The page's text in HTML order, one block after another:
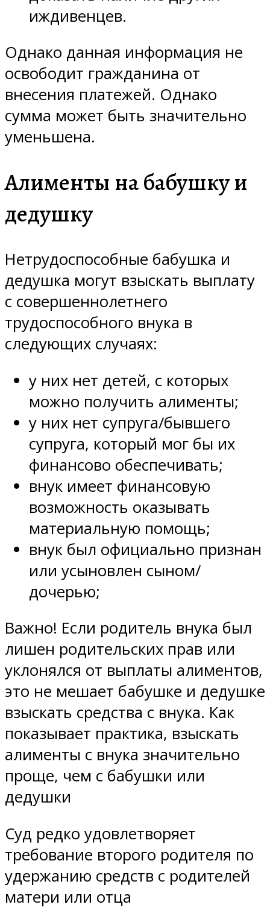
иждивенцев.
Однако данная информация не
освободит гражданина от
внесения платежей. Однако
сумма может быть значительно
уменьшена.
Алименты на бабушку и
дедушку
Нетрудоспособные бабушка и
дедушка могут взыскать выплату
с совершеннолетнего
трудоспособного внука в
следующих случаях:
у них нет детей, с которых
можно получить алименты;
у них нет супруга/бывшего
супруга, который мог бы их
финансово обеспечивать;
внук имеет финансовую
возможность оказывать
материальную помощь;
внук был официально признан
или усыновлен сыном/
дочерью;
Важно! Если родитель внука был
лишен родительских прав или
уклонялся от выплаты алиментов,
это не мешает бабушке и дедушке
взыскать средства с внука. Как
показывает практика, взыскать
алименты с внука значительно
проще, чем с бабушки или
дедушки
Суд редко удовлетворяет
требование второго родителя по
удержанию средств с родителей
матери или отца